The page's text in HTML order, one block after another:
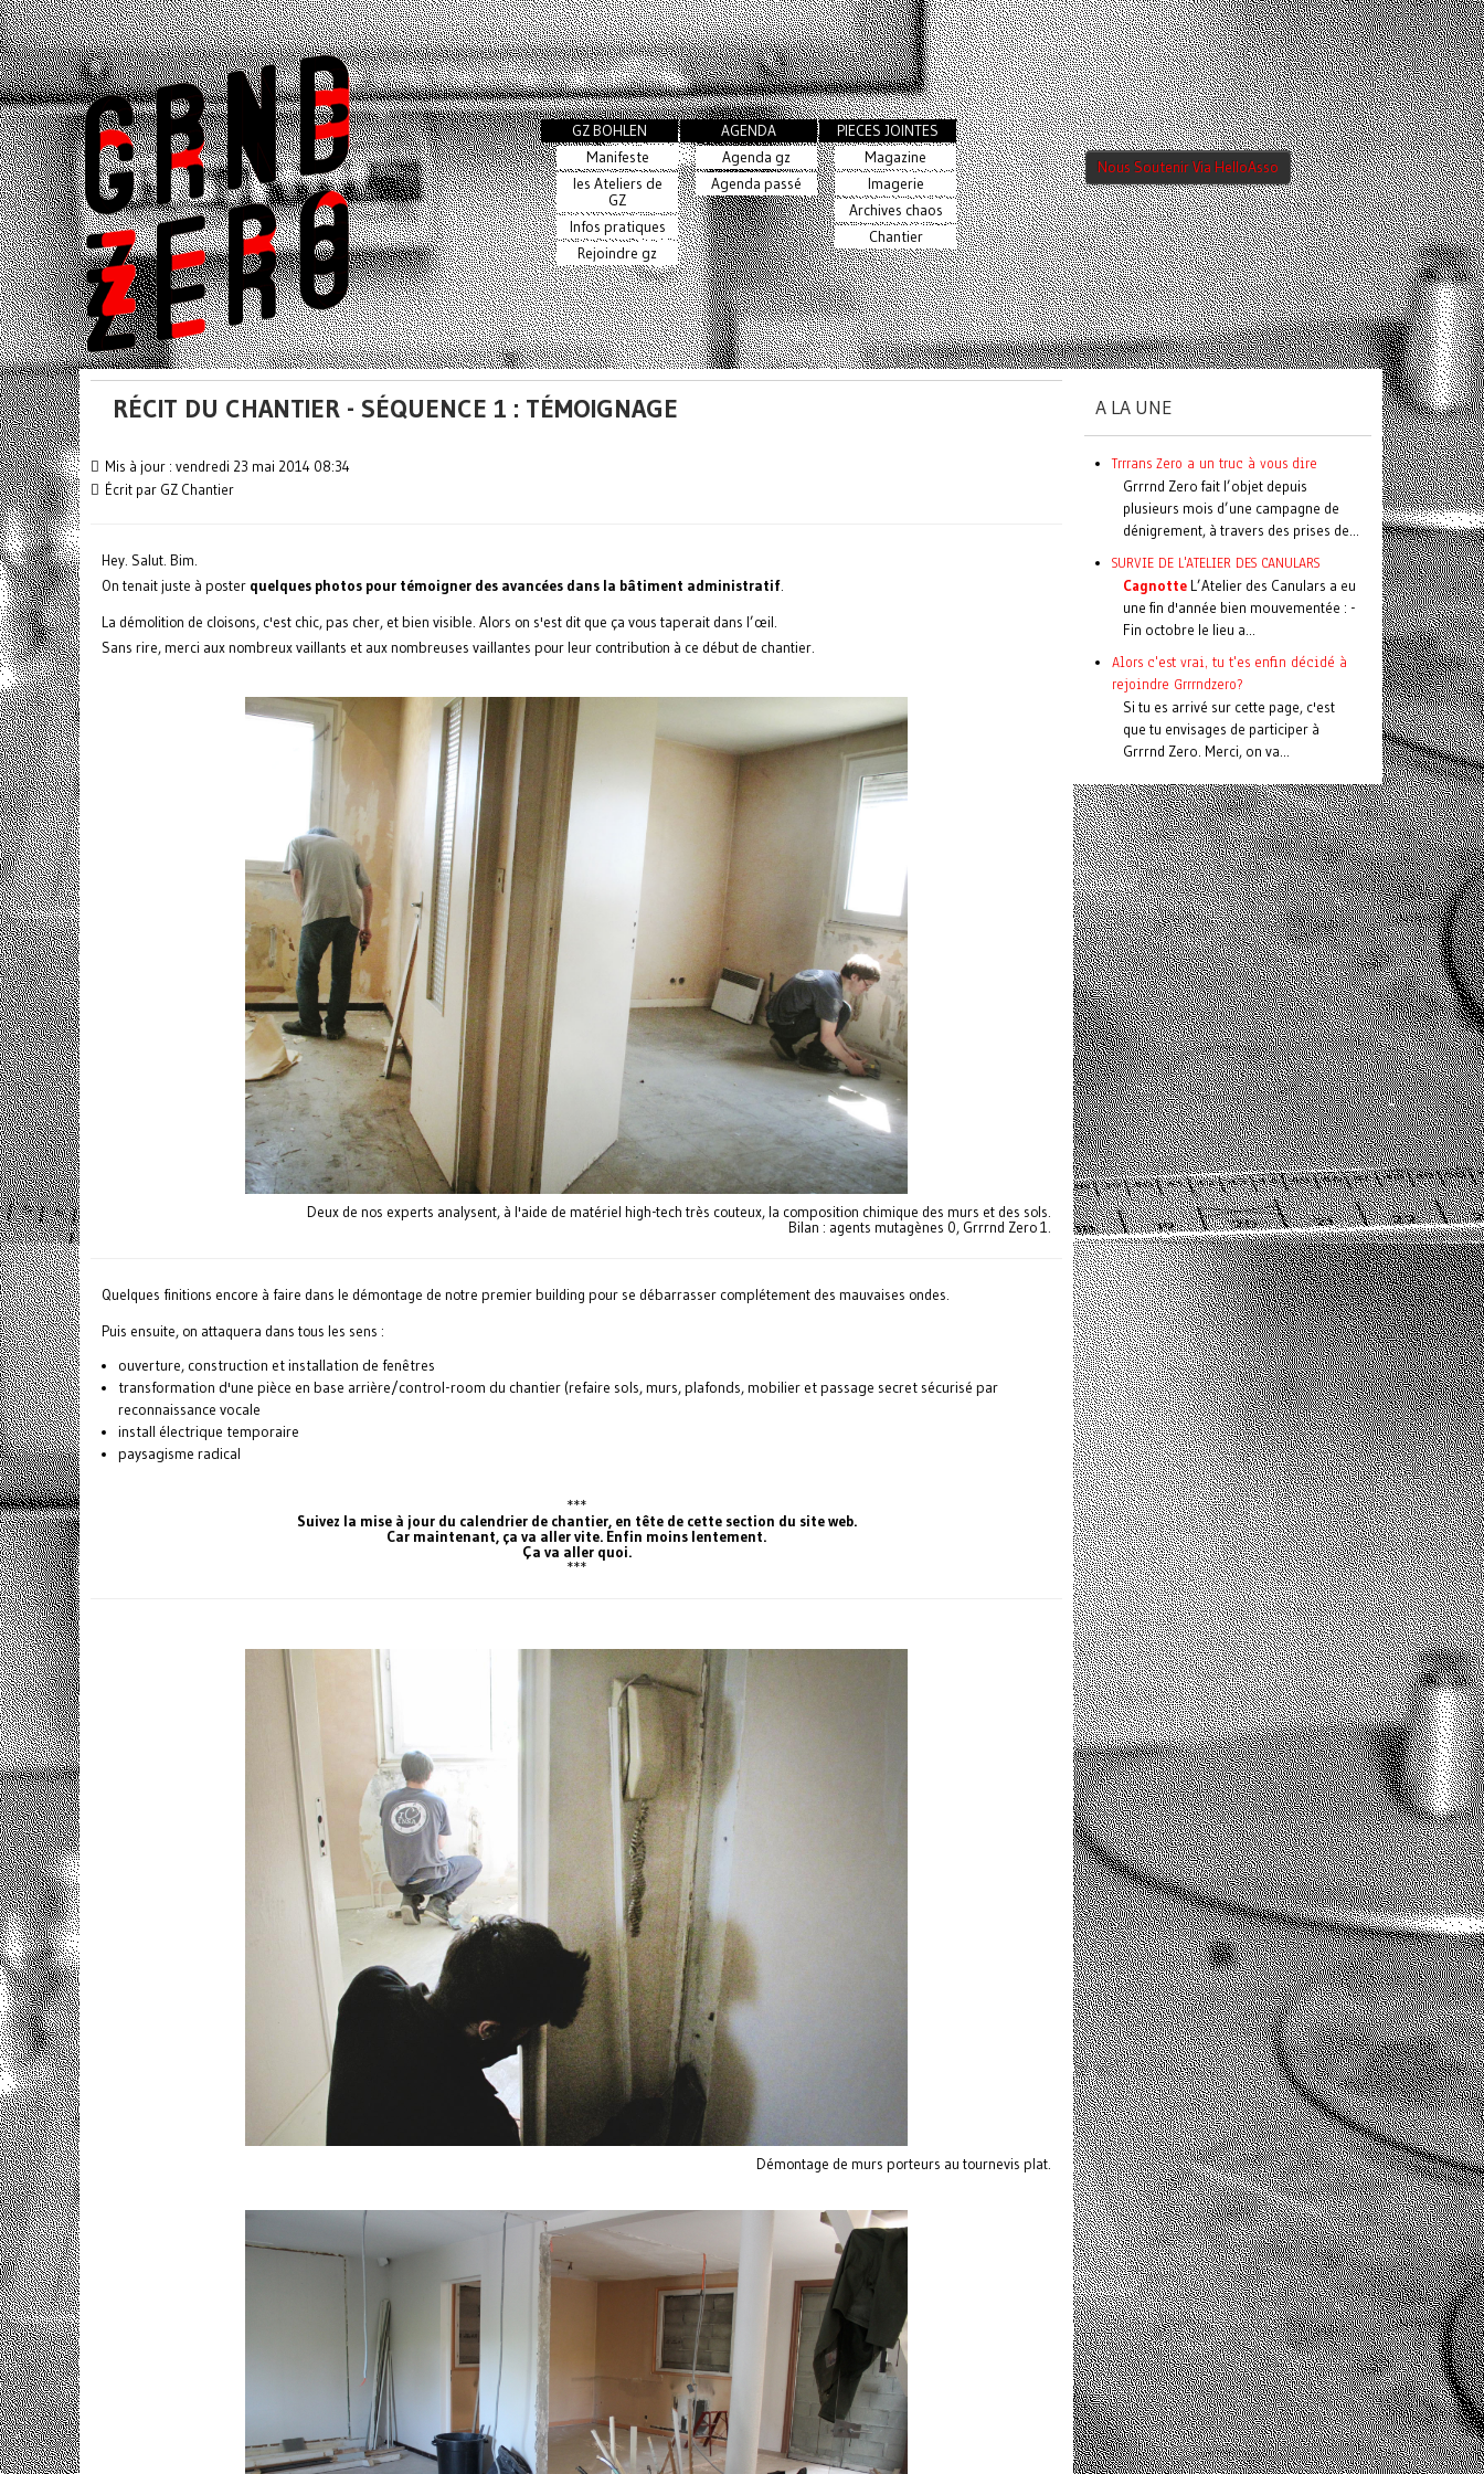
GZ BOHLEN
Manifeste
les Ateliers de
GZ
Infos pratiques
Rejoindre gz
AGENDA
Agenda gz
Agenda passé
PIECES JOINTES
Magazine
Imagerie
Archives chaos
Chantier
Nous Soutenir Via HelloAsso
RÉCIT DU CHANTIER - SÉQUENCE 1 : TÉMOIGNAGE
Mis à jour : vendredi 23 mai 2014 08:34
Écrit par GZ Chantier
Hey. Salut. Bim.
On tenait juste à poster quelques photos pour témoigner des avancées dans la bâtiment administratif.
La démolition de cloisons, c'est chic, pas cher, et bien visible. Alors on s'est dit que ça vous taperait dans l’œil.
Sans rire, merci aux nombreux vaillants et aux nombreuses vaillantes pour leur contribution à ce début de chantier.
Deux de nos experts analysent, à l'aide de matériel high-tech très couteux, la composition chimique des murs et des sols.
Bilan : agents mutagènes 0, Grrrnd Zero 1.
Quelques finitions encore à faire dans le démontage de notre premier building pour se débarrasser complétement des mauvaises ondes.
Puis ensuite, on attaquera dans tous les sens :
ouverture, construction et installation de fenêtres
transformation d'une pièce en base arrière/control-room du chantier (refaire sols, murs, plafonds, mobilier et passage secret sécurisé par
reconnaissance vocale
install électrique temporaire
paysagisme radical
***
Suivez la mise à jour du calendrier de chantier, en tête de cette section du site web.
Car maintenant, ça va aller vite. Enfin moins lentement.
Ça va aller quoi.
***
Démontage de murs porteurs au tournevis plat.
A LA UNE
Trrrans Zero a un truc à vous dire
Grrrnd Zero fait l’objet depuis
plusieurs mois d’une campagne de
dénigrement, à travers des prises de...
SURVIE DE L'ATELIER DES CANULARS
Cagnotte L’Atelier des Canulars a eu
une fin d'année bien mouvementée : -
Fin octobre le lieu a...
Alors c'est vrai, tu t'es enfin décidé à
rejoindre Grrrndzero?
Si tu es arrivé sur cette page, c'est
que tu envisages de participer à
Grrrnd Zero. Merci, on va...